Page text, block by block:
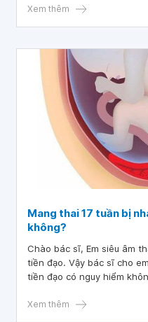
Xem thêm
Mang thai 17 tuần bị
không?
Chào bác sĩ, Em siêu âm thai được 17 tuần phát hiện nhau
tiền đạo. Vậy bác sĩ cho
tiền đạo có nguy hiểm
Xem thêm